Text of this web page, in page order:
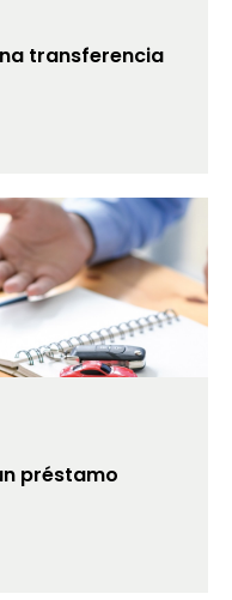
transferencia
préstamo